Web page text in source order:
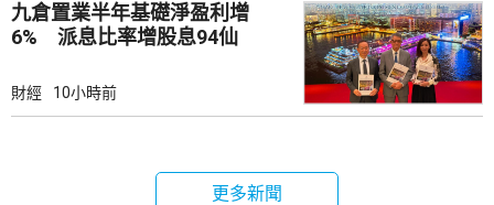
九倉置業半年基礎淨盈利增
6% 派息比率增股息94仙
財經 10小時前
更多新聞